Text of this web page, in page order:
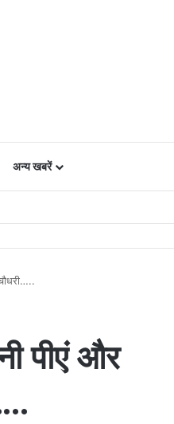
अन्य खबरें
बने किसानों के भरोसेमंद कृषि साथी…..
पीएं और